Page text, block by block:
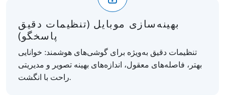
بهینه‌سازی موبایل (تنظیمات دقیق
پاسخگو)
تنظیمات دقیق به‌ویژه برای گوشی‌های هوشمند: خوانایی
بهتر، فاصله‌های معقول، اندازه‌های بهینه تصویر و مدیریتی
راحت با انگشت.